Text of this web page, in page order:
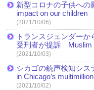
新型コロナの子供へ
impact on our children
(2021/10/06)
トランスジェンダー
受刑者が提訴 Muslim
(2021/10/03)
シカゴの銃声検知シ
in Chicago’s
(2021/10/02)